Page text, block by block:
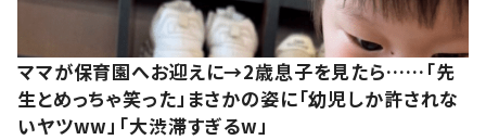
ママが保育園へお迎えに→2歳息子を見たら……「先
生とめっちゃ笑った」まさかの姿に「幼児しか許されな
いヤツww」「大渋滞すぎるw」